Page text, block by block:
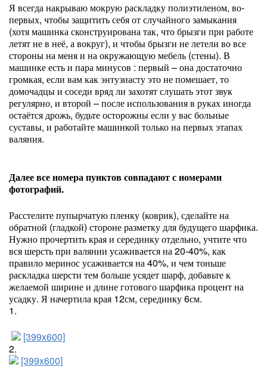
Я всегда накрываю мокрую раскладку полиэтиленом, во-
первых, чтобы защитить себя от случайного замыкания
(хотя машинка сконструирована так, что брызги при работе
летят не в неё, а вокруг), и чтобы брызги не летели во все
стороны на меня и на окружающую мебель (стены). В
машинке есть и пара минусов : первый – она достаточно
громкая, если вам как энтузиасту это не помешает, то
домочадцы и соседи вряд ли захотят слушать этот звук
регулярно, и второй – после использования в руках иногда
остаётся дрожь, будьте осторожны если у вас больные
суставы, и работайте машинкой только на первых этапах
валяния.
Далее все номера пунктов совпадают с номерами
фотографий.
Расстелите пупырчатую пленку (коврик), сделайте на
обратной (гладкой) стороне разметку для будущего шарфика.
Нужно прочертить края и серединку отдельно, учтите что
вся шерсть при валянии усаживается на 20-40%, как
правило меринос усаживается на 40%, и чем тоньше
раскладка шерсти тем больше усядет шарф, добавьте к
желаемой ширине и длине готового шарфика процент на
усадку. Я начертила края 12см, серединку 6см.
1.
[399x600]
2.
[399x600]